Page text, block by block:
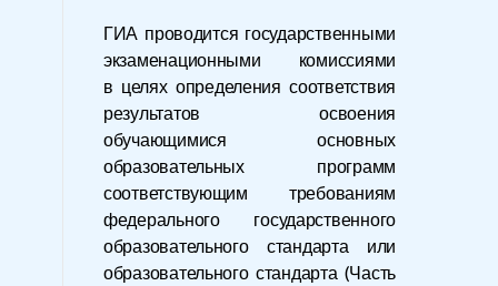
ГИА проводится государственными
экзаменационными комиссиями
в целях определения соответствия
результатов освоения
обучающимися основных
образовательных программ
соответствующим требованиям
федерального государственного
образовательного стандарта или
образовательного стандарта (Часть